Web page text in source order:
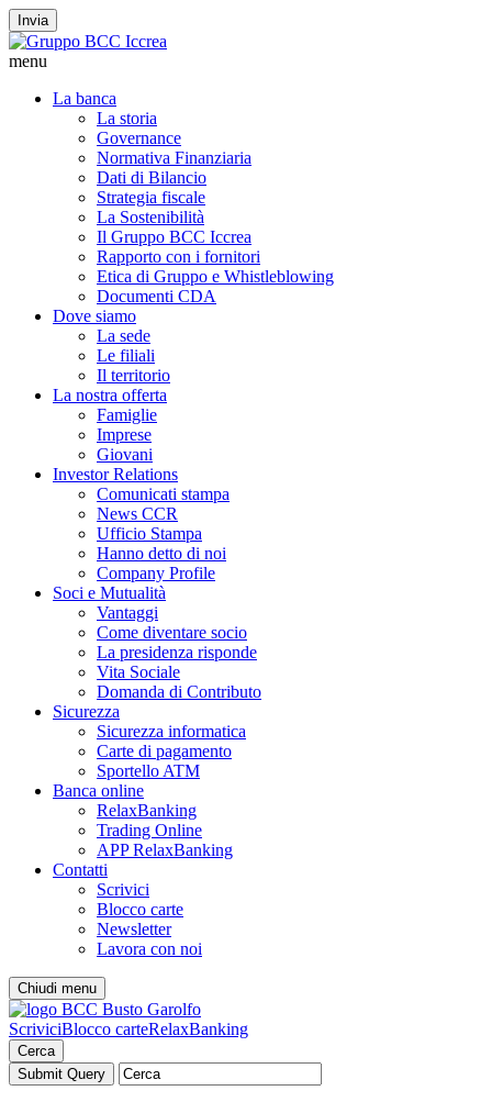
Invia
menu
La banca
La storia
Governance
Normativa Finanziaria
Dati di Bilancio
Strategia fiscale
La Sostenibilità
Il Gruppo BCC Iccrea
Rapporto con i fornitori
Etica di Gruppo e Whistleblowing
Documenti CDA
Dove siamo
La sede
Le filiali
Il territorio
La nostra offerta
Famiglie
Imprese
Giovani
Investor Relations
Comunicati stampa
News CCR
Ufficio Stampa
Hanno detto di noi
Company Profile
Soci e Mutualità
Vantaggi
Come diventare socio
La presidenza risponde
Vita Sociale
Domanda di Contributo
Sicurezza
Sicurezza informatica
Carte di pagamento
Sportello ATM
Banca online
RelaxBanking
Trading Online
APP RelaxBanking
Contatti
Scrivici
Blocco carte
Newsletter
Lavora con noi
Chiudi menu
ScriviciBlocco carteRelaxBanking
Cerca